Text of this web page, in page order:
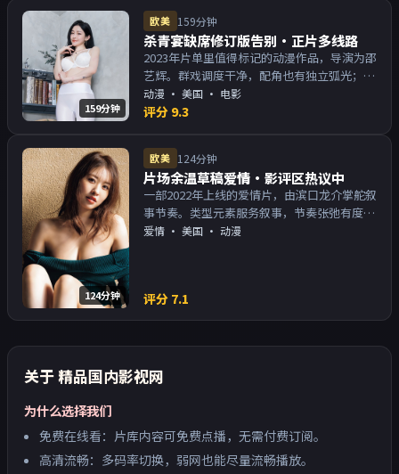
159分钟
欧美 159分钟
杀青宴缺席修订版告别·正片多线路
2023年片单里值得标记的动漫作品，导演为邵
艺辉。群戏调度干净，配角也有独立弧光；配
乐与画面气质统一。主演以演技派为主，适合
喜欢强叙事与人物关系的观众加入片单。
动漫 · 美国 · 电影
评分 9.3
124分钟
欧美 124分钟
片场余温草稿爱情·影评区热议中
一部2022年上线的爱情片，由滨口龙介掌舵叙
事节奏。类型元素服务叙事，节奏张弛有度；
对白密度高，留意潜台词。主演以演技派为
爱情 · 美国 · 动漫
评分 7.1
关于精品国内影视网
为什么选择我们
免费在线看：片库内容可免费点播，无需付费订阅。
高清流畅：多码率切换，弱网也能尽量流畅播放。